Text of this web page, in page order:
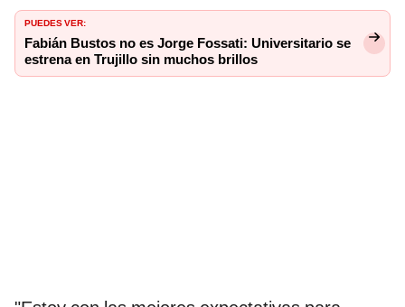
PUEDES VER:
Fabián Bustos no es Jorge Fossati: Universitario se
estrena en Trujillo sin muchos brillos